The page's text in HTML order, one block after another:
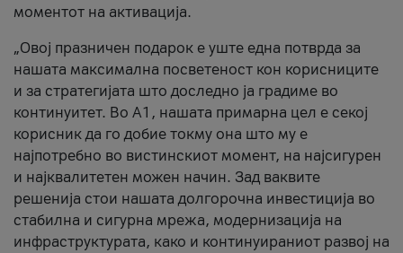
моментот на активација.
„Овој празничен подарок е уште една потврда за
нашата максимална посветеност кон корисниците
и за стратегијата што доследно ја градиме во
континуитет. Во А1, нашата примарна цел е секој
корисник да го добие токму она што му е
најпотребно во вистинскиот момент, на најсигурен
и најквалитетен можен начин. Зад ваквите
решенија стои нашата долгорочна инвестиција во
стабилна и сигурна мрежа, модернизација на
инфраструктурата, како и континуираниот развој на